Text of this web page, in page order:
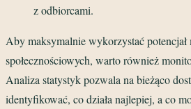
z odbiorcami.
Aby maksymalnie wykorzystać potencjał
społecznościowych, warto również
Analiza statystyk pozwala na bieżąco
identyfikować, co działa najlepiej, a co